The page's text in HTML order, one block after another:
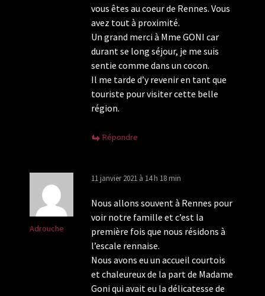
vous êtes au coeur de Rennes. Vous
avez tout à proximité.
Un grand merci à Mme GONI car
durant se long séjour, je me suis
sentie comme dans un cocon.
Il me tarde d’y revenir en tant que
touriste pour visiter cette belle
région.
Répondre
Adrouche
11 janvier 2021 à 14 h 18 min
Nous allons souvent à Rennes pour
voir notre famille et c’est la
première fois que nous résidons à
l’escale rennaise.
Nous avons eu un accueil courtois
et chaleureux de la part de Madame
Goni qui avait eu la délicatesse de